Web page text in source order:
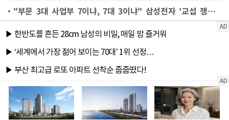
"부문 3대 사업부 7이냐, 7대 3이냐" 삼성전자 '교섭 쟁점' 떠오른 성과급 배분 비율